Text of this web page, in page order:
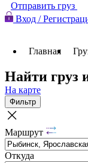
Отправить груз
Вход /
Главная
Найти груз
На карте
Фильтр
Маршрут
Откуда